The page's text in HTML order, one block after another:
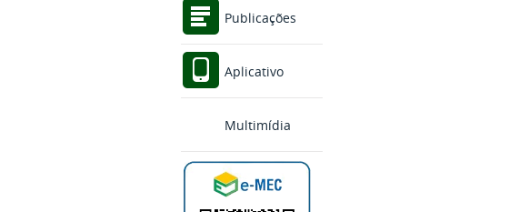
Publicações
Aplicativo
Multimídia